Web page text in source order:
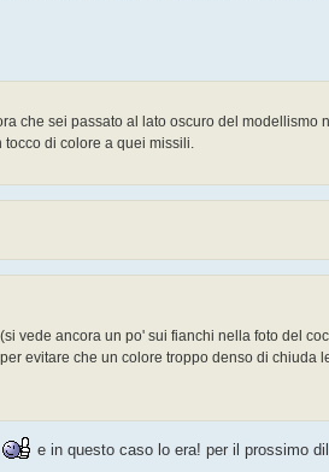
che sei passato al lato oscuro del modellismo
di colore a quei missili.
vede ancora un po' sui fianchi nella foto del
evitare che un colore troppo denso di chiuda
e in questo caso lo era! per il prossimo